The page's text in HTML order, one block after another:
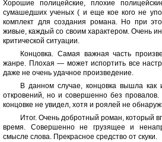
Хорошие полицейские, плохие
сумашедших ученых ( и еще кое кого не
комплект для создания романа. Но при
живые, каждый со своим характером. Очень
критической ситуации.
Концовка. Самая важная часть
жанре. Плохая — может испортить все
даже не очень удачное произведение.
В данном случае, концовка вышла
откровений, но и совершенно без провалов.
концовке не увидел, хотя и роялей не
Итог. Очень добротный роман, который
время. Совершенно не грузящее и
смысле слова. Прекрасное средство от скуки.